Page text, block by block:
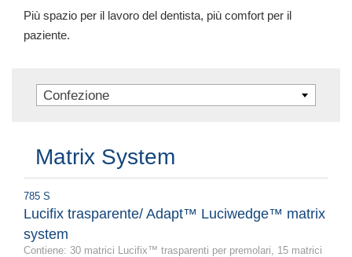
Più spazio per il lavoro del dentista, più comfort per il
paziente.
Confezione
Matrix System
785 S
Lucifix trasparente/ Adapt™ Luciwedge™ matrix
system
Contiene: 30 matrici Lucifix™ trasparenti per premolari, 15 matrici